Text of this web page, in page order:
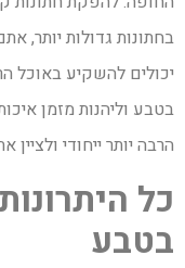
בחתונות גדולות יותר,
יכולים להשקיע באוכל
בטבע וליהנות מזמן
הרבה יותר ייחודי
כל
בטבע